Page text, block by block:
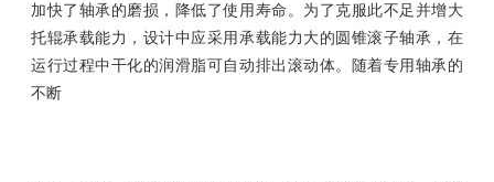
加快了轴承的磨损，降低了使用寿命。为了克服此不足并增大
托辊承载能力，设计中应采用承载能力大的圆锥滚子轴承，在
运行过程中干化的润滑脂可自动排出滚动体。随着专用轴承的
不断